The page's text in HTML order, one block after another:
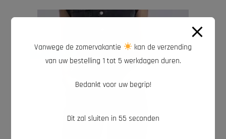
AANBIEDING!
Vanwege de zomervakantie
kan de verzending
van uw bestelling 1 tot 5 werkdagen duren.
Bedankt voor uw begrip!
Dit zal sluiten in 54 seconden